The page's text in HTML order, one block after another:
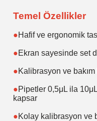
Temel Özellikler
●Hafif ve ergonomik
●Ekran sayesinde set
●Kalibrasyon ve bakım
●Pipetler 0,5μL ila
kapsar
●Kolay kalibrasyon ve